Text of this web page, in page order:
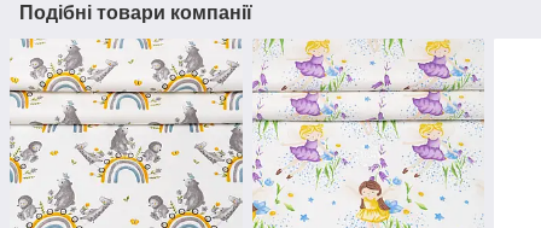
Подібні товари компанії